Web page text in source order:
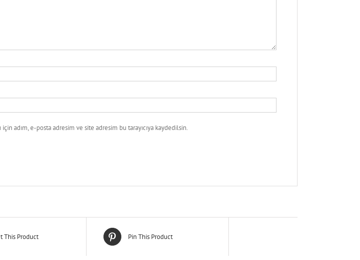
adım, e-posta adresim ve site adresim bu tarayıcıya kaydedilsin.
This Product Pin This Product